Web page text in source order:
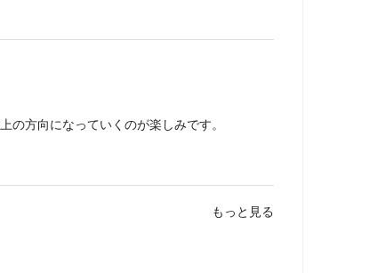
の方向になっていくのが楽しみです。
もっと見る